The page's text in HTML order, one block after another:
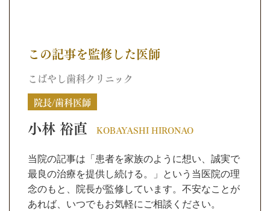
この記事を監修した医師
こばやし歯科クリニック
院長/歯科医師
小林 裕直 KOBAYASHI HIRONAO
当院の記事は「患者を家族のように想い、誠実で
最良の治療を提供し続ける。」という当医院の理
念のもと、院長が監修しています。不安なことが
あれば、いつでもお気軽にご相談ください。